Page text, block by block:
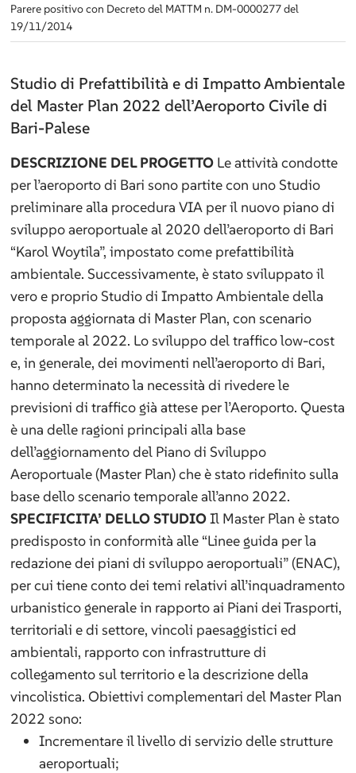
Parere positivo con Decreto del MATTM n. DM-0000277 del
19/11/2014
Studio di Prefattibilità e di Impatto Ambientale
del Master Plan 2022 dell’Aeroporto Civile di
Bari-Palese
DESCRIZIONE DEL PROGETTO Le attività condotte
per l’aeroporto di Bari sono partite con uno Studio
preliminare alla procedura VIA per il nuovo piano di
sviluppo aeroportuale al 2020 dell’aeroporto di Bari
“Karol Woytila”, impostato come prefattibilità
ambientale. Successivamente, è stato sviluppato il
vero e proprio Studio di Impatto Ambientale della
proposta aggiornata di Master Plan, con scenario
temporale al 2022. Lo sviluppo del traffico low-cost
e, in generale, dei movimenti nell’aeroporto di Bari,
hanno determinato la necessità di rivedere le
previsioni di traffico già attese per l’Aeroporto. Questa
è una delle ragioni principali alla base
dell’aggiornamento del Piano di Sviluppo
Aeroportuale (Master Plan) che è stato ridefinito sulla
base dello scenario temporale all’anno 2022.
SPECIFICITA’ DELLO STUDIOIl Master Plan è stato
predisposto in conformità alle “Linee guida per la
redazione dei piani di sviluppo aeroportuali” (ENAC),
per cui tiene conto dei temi relativi all’inquadramento
urbanistico generale in rapporto ai Piani dei Trasporti,
territoriali e di settore, vincoli paesaggistici ed
ambientali, rapporto con infrastrutture di
collegamento sul territorio e la descrizione della
vincolistica. Obiettivi complementari del Master Plan
2022 sono:
Incrementare il livello di servizio delle strutture
aeroportuali;